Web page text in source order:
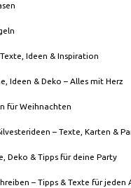
Ideen & Inspiration
Ideen & Deko – Alles mit Herz
für Weihnachten
– Texte, Karten &
Deko & Tipps für deine Party
– Tipps & Texte für jeden